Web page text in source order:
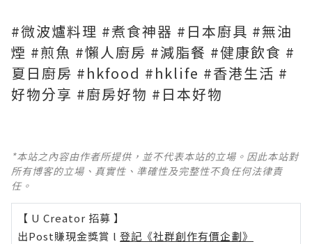
#微波爐料理 #煮食神器 #日本廚具 #無油
煙 #煎魚 #懶人廚房 #減脂餐 #健康飲食 #
夏日廚房 #hkfood #hklife #香港生活 #
好物分享 #廚房好物 #日本好物
*本站之內容由作者所提供，並不代表本站的立場。因此本站對
所有博客的立場、真實性、準確性及完整性不負任何法律責
任。
【 U Creator 招募 】
出Post賺現金獎賞 l 登記《社群創作有價企劃》